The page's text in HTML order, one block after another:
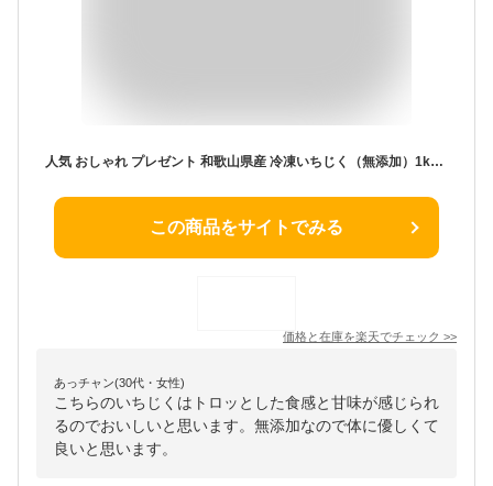
人気 おしゃれ プレゼント 和歌山県産 冷凍いちじく（無添加）1kg 【冷凍便 送料無料】 冷凍 無花果（イチジク） いちじくスムージー、いちじくジャムにもおススメ！ 半解凍でそのままお召し上がり頂けます
この商品をサイトでみる
価格と在庫を楽天でチェック >>
あっチャン(30代・女性)
こちらのいちじくはトロッとした食感と甘味が感じられ
るのでおいしいと思います。無添加なので体に優しくて
良いと思います。